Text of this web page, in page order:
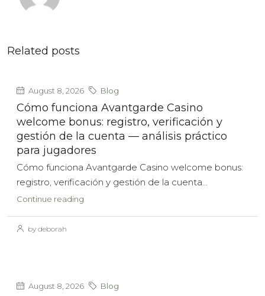
Related posts
August 8, 2026 Blog
Cómo funciona Avantgarde Casino
welcome bonus: registro, verificación y
gestión de la cuenta — análisis práctico
para jugadores
Cómo funciona Avantgarde Casino welcome bonus:
registro, verificación y gestión de la cuenta...
Continue reading
by deborah
August 8, 2026 Blog